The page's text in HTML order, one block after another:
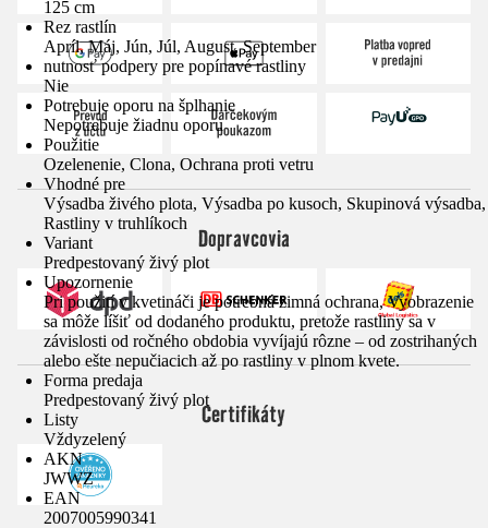
125 cm
Rez rastlín
Apríl, Máj, Jún, Júl, August, September
nutnosť podpery pre popínavé rastliny
Nie
Potrebuje oporu na šplhanie
Nepotrebuje žiadnu oporu
Použitie
Ozelenenie, Clona, Ochrana proti vetru
Vhodné pre
Výsadba živého plota, Výsadba po kusoch, Skupinová výsadba,
Rastliny v truhlíkoch
Variant
Predpestovaný živý plot
Upozornenie
Pri použití v kvetináči je potrebná zimná ochrana, Vyobrazenie
sa môže líšiť od dodaného produktu, pretože rastliny sa v
závislosti od ročného obdobia vyvíjajú rôzne – od zostrihaných
alebo ešte nepučiacich až po rastliny v plnom kvete.
Forma predaja
Predpestovaný živý plot
Listy
Vždyzelený
AKN
JWWZ
EAN
2007005990341
Dopravcovia
Certifikáty